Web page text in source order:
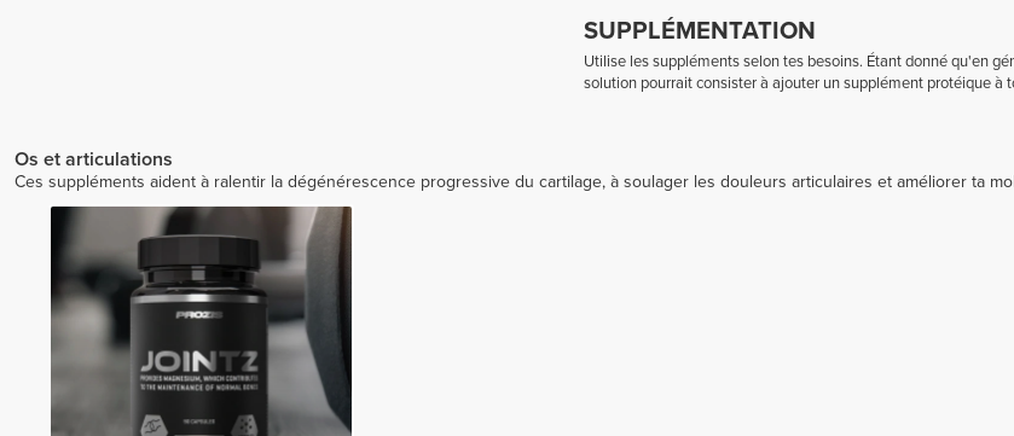
SUPPLÉMENTATION
Utilise les suppléments selon tes besoins. Étant donné qu'en
solution pourrait consister à ajouter un supplément protéique
Os et articulations
Ces suppléments aident à ralentir la dégénérescence progressive du cartilage, à soulager les douleurs articulaires et améliorer ta